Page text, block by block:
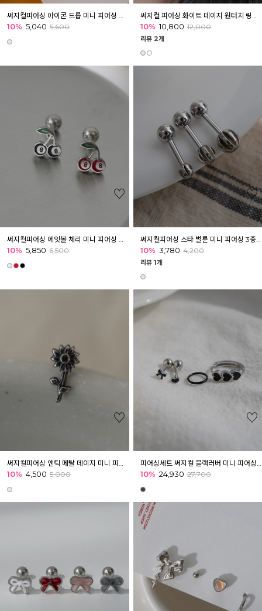
써지컬피어싱 아이콘 드롭 미니 피어싱 귓볼 귀 아웃컨츠 귓바퀴
10% 5,040 5,600
써지컬 피어싱 화이트 데이지 원터치 링피어싱 귀걸이 귓볼 귀 아웃컨츠 귓바퀴
10% 10,800 12,000
리뷰 2개
10% 5,850 6,500
써지컬피어싱 스타 벌룬 미니 피어싱 3종 이너컨츠 귓볼 귓바퀴
10% 3,780 4,200
리뷰 1개
10% 4,500 5,000 10% 24,930 27,700